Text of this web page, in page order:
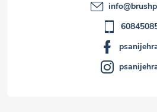
info@